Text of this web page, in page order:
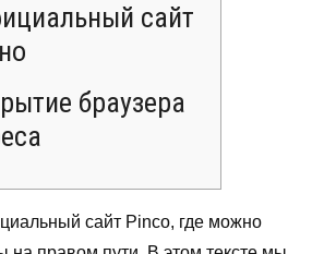
сайт
браузера
сайт Pinco, где можно